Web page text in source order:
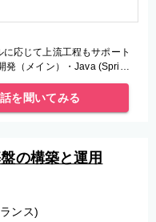
応じて上流工程もサポート
発（メイン）・Java (Spring
グラミ
を聞いてみる
の構築と運用
ンス)